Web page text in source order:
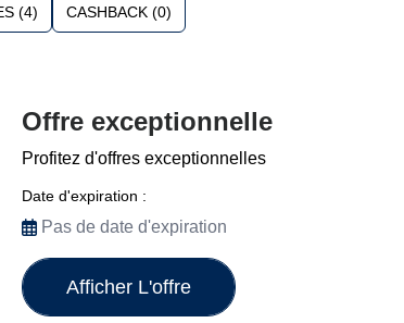
(4) CASHBACK (0)
Offre exceptionnelle
Profitez d'offres exceptionnelles
Date d'expiration :
Pas de date d'expiration
Afficher L'offre